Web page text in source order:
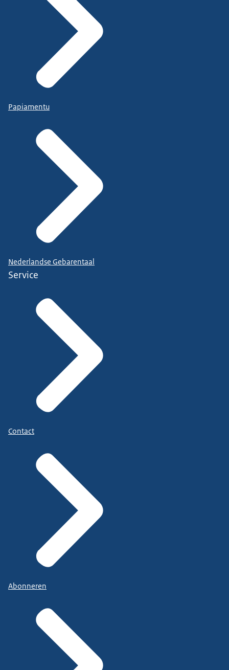
Papiamentu
Nederlandse Gebarentaal
Service
Contact
Abonneren